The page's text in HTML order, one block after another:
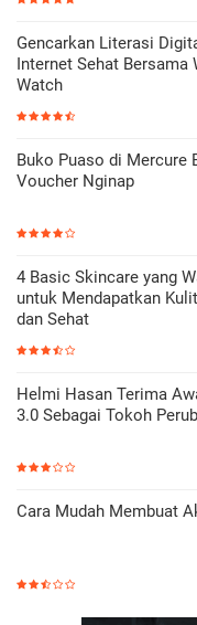
Gencarkan Literasi
Internet Sehat Bersama
Watch
Buko Puaso di Mercure
Voucher Nginap
4 Basic Skincare yang
untuk Mendapatkan
dan Sehat
Helmi Hasan Terima
3.0 Sebagai Tokoh
Cara Mudah Membuat